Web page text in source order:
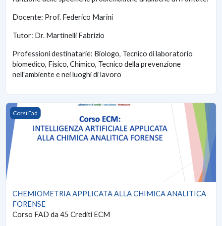
Docente: Prof. Federico Marini
Tutor: Dr. Martinelli Fabrizio
Professioni destinatarie: Biologo, Tecnico di laboratorio
biomedico, Fisico, Chimico, Tecnico della prevenzione
nell'ambiente e nei luoghi di lavoro
CHEMIOMETRIA APPLICATA ALLA CHIMICA ANALITICA
Corsi Fad
CHEMIOMETRIA APPLICATA ALLA CHIMICA ANALITICA
FORENSE
Corso FAD da 45 Crediti ECM